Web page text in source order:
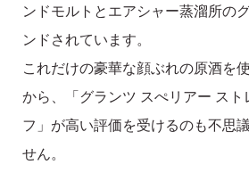
ンドモルトとエアシャー蒸溜所の
ンドされています。
これだけの豪華な顔ぶれの原酒を
から、「グランツ スぺリアー スト
フ」が高い評価を受けるのも不思
せん。